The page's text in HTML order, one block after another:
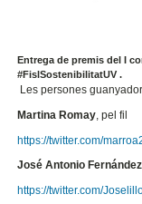
Entrega de premis del I
#FislSostenibilitatUV .
Les persones
Martina Romay , pel fil
https://twitter.com/
José Antonio Fernández
https://twitter.com/